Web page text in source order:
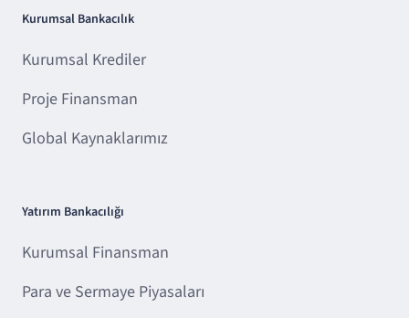
Kurumsal Bankacılık
Kurumsal Krediler
Proje Finansman
Global Kaynaklarımız
Yatırım Bankacılığı
Kurumsal Finansman
Para ve Sermaye Piyasaları